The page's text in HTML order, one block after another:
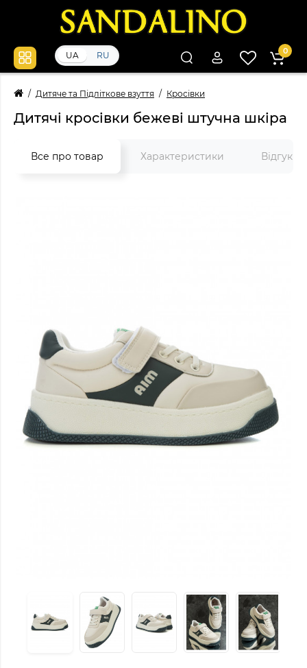
UA RU 0
Дитяче та Підліткове взуття Кросівки
Дитячі кросівки бежеві штучна шкіра
Все про товар Характеристики Відгуки